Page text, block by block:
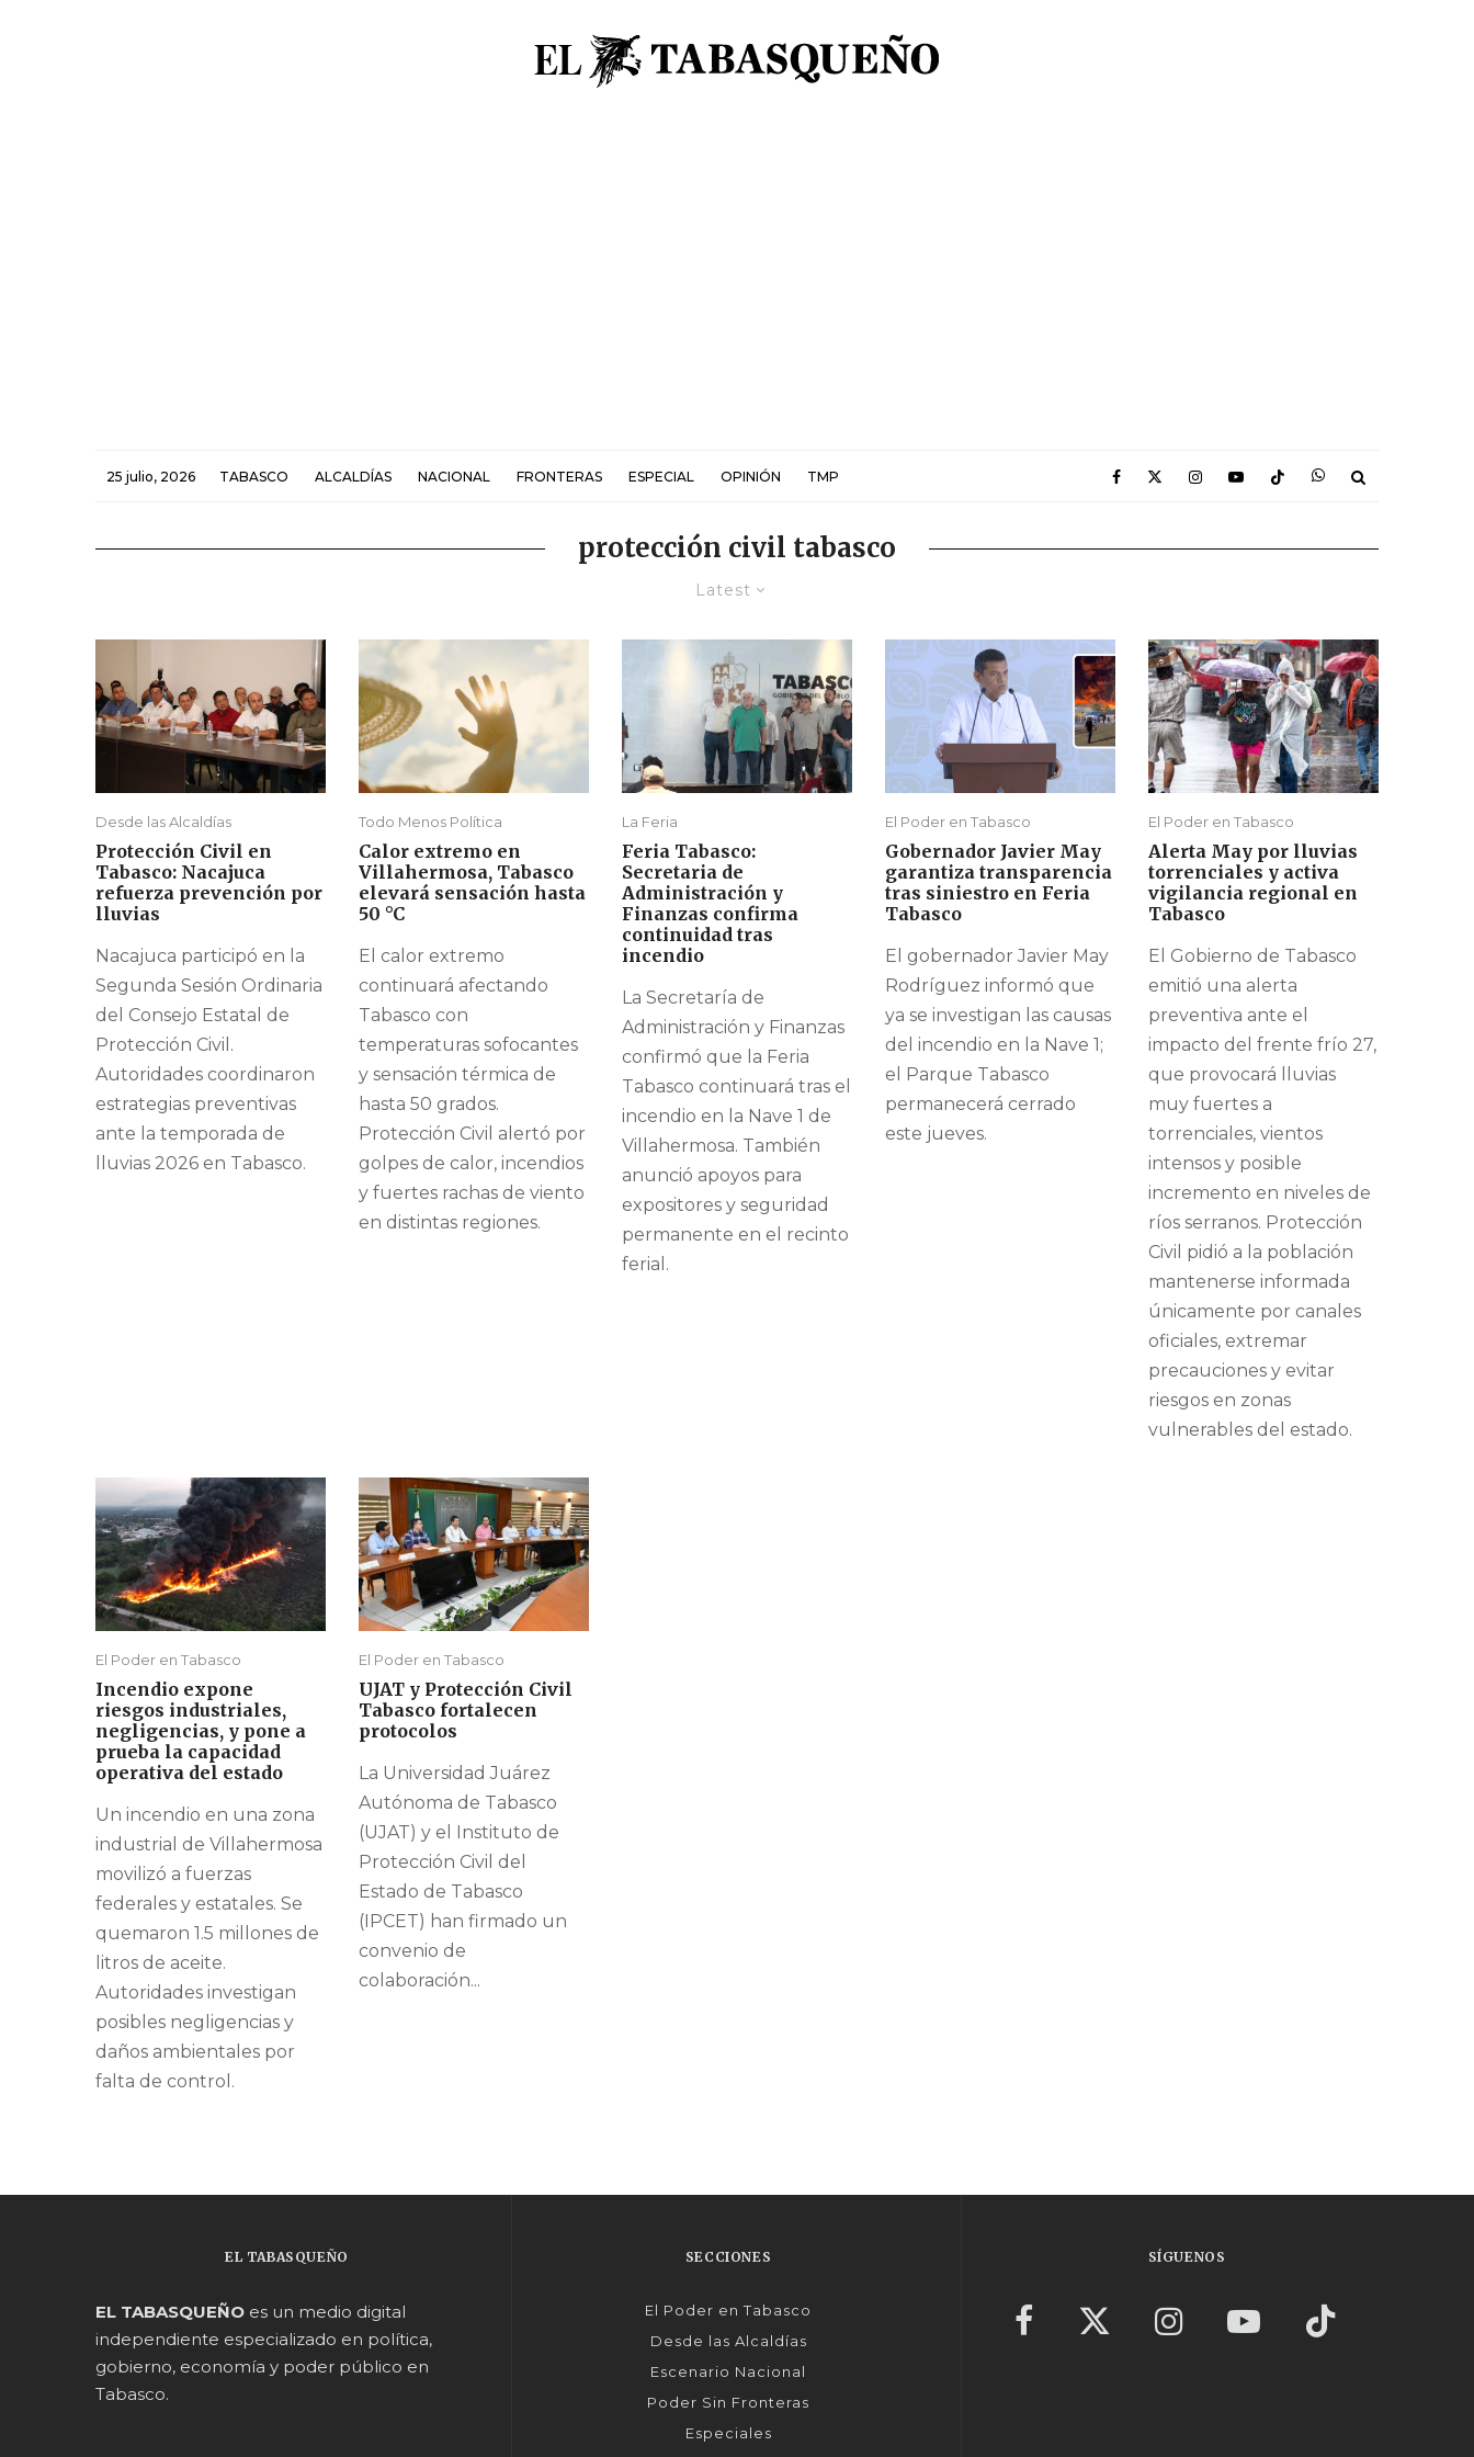
25 julio, 2026 TABASCO ALCALDÍAS NACIONAL FRONTERAS ESPECIAL OPINIÓN TMP
protección civil tabasco
Latest
Desde las Alcaldías
Protección Civil en
Tabasco: Nacajuca
refuerza prevención por
lluvias
Nacajuca participó en la
Segunda Sesión Ordinaria
del Consejo Estatal de
Protección Civil.
Autoridades coordinaron
estrategias preventivas
ante la temporada de
lluvias 2026 en Tabasco.
Todo Menos Política
Calor extremo en
Villahermosa, Tabasco
elevará sensación hasta
50 °C
El calor extremo
continuará afectando
Tabasco con
temperaturas sofocantes
y sensación térmica de
hasta 50 grados.
Protección Civil alertó por
golpes de calor, incendios
y fuertes rachas de viento
en distintas regiones.
La Feria
Feria Tabasco:
Secretaria de
Administración y
Finanzas confirma
continuidad tras
incendio
La Secretaría de
Administración y Finanzas
confirmó que la Feria
Tabasco continuará tras el
incendio en la Nave 1 de
Villahermosa. También
anunció apoyos para
expositores y seguridad
permanente en el recinto
ferial.
El Poder en Tabasco
Gobernador Javier May
garantiza transparencia
tras siniestro en Feria
Tabasco
El gobernador Javier May
Rodríguez informó que
ya se investigan las causas
del incendio en la Nave 1;
el Parque Tabasco
permanecerá cerrado
este jueves.
El Poder en Tabasco
Alerta May por lluvias
torrenciales y activa
vigilancia regional en
Tabasco
El Gobierno de Tabasco
emitió una alerta
preventiva ante el
impacto del frente frío 27,
que provocará lluvias
muy fuertes a
torrenciales, vientos
intensos y posible
incremento en niveles de
ríos serranos. Protección
Civil pidió a la población
mantenerse informada
únicamente por canales
oficiales, extremar
precauciones y evitar
riesgos en zonas
vulnerables del estado.
El Poder en Tabasco
Incendio expone
riesgos industriales,
negligencias, y pone a
prueba la capacidad
operativa del estado
Un incendio en una zona
industrial de Villahermosa
movilizó a fuerzas
federales y estatales. Se
quemaron 1.5 millones de
litros de aceite.
Autoridades investigan
posibles negligencias y
daños ambientales por
falta de control.
El Poder en Tabasco
UJAT y Protección Civil
Tabasco fortalecen
protocolos
La Universidad Juárez
Autónoma de Tabasco
(UJAT) y el Instituto de
Protección Civil del
Estado de Tabasco
(IPCET) han firmado un
convenio de
colaboración...
EL TABASQUEÑO
EL TABASQUEÑO es un medio digital
independiente especializado en política,
gobierno, economía y poder público en
Tabasco.
SECCIONES
El Poder en Tabasco
Desde las Alcaldías
Escenario Nacional
Poder Sin Fronteras
Especiales
SÍGUENOS